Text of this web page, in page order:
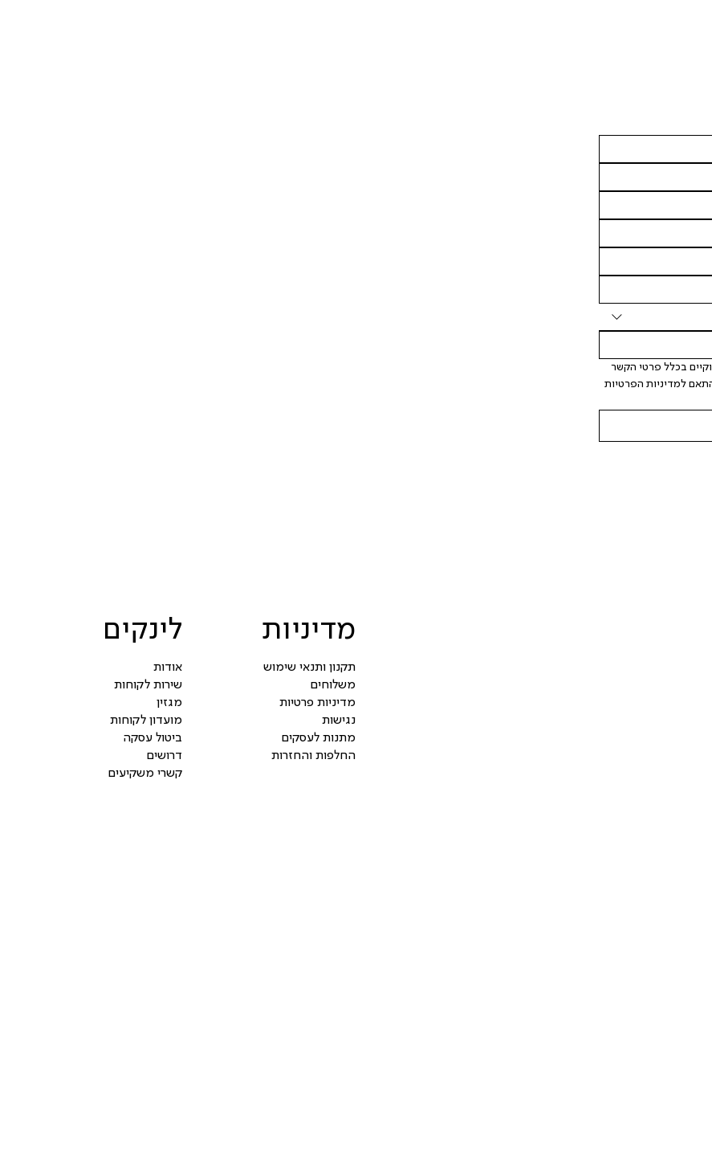
מדיניות
תקנון ותנאי שימוש
משלוחים
מדיניות פרטיות
נגישות
מתנות לעסקים
החלפות והחזרות
לינקים
אודות
שירות לקוחות
מגזין
מועדון לקוחות
ביטול עסקה
דרושים
קשרי משקיעים
אני מאשר/ת ומסכימ/ה לקבלת דיוור ישיר, הודעות ופרסומים שיווקיים בכלל פרטי הקשר
המצויים בידי החברה ובכלל זה דוא"ל SMS ועוד. המידע ייאסף בהתאם למדיניות הפרטיות